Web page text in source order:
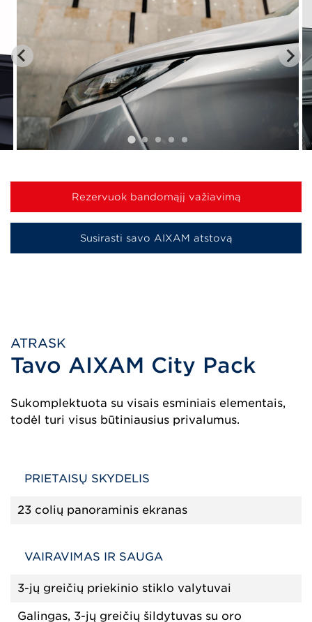
Rezervuok bandomąjį važiavimą
Susirasti savo AIXAM atstovą
ATRASK
Tavo AIXAM City Pack
Sukomplektuota su visais esminiais elementais,
todėl turi visus būtiniausius privalumus.
PRIETAISŲ SKYDELIS
23 colių panoraminis ekranas
VAIRAVIMAS IR SAUGA
3-jų greičių priekinio stiklo valytuvai
Galingas, 3-jų greičių šildytuvas su oro